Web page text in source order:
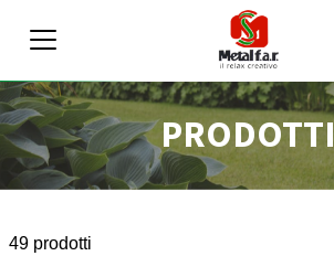
IT EN
PRODOTTI
49 prodotti